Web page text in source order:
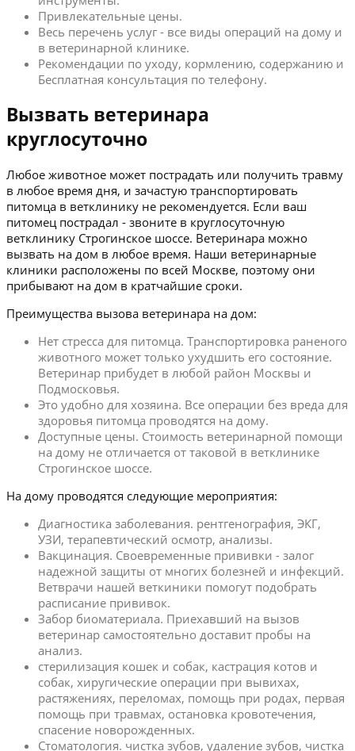
Привлекательные цены.
Весь перечень услуг - все виды операций на дому и
в ветеринарной клинике.
Рекомендации по уходу, кормлению, содержанию и
Бесплатная консультация по телефону.
Вызвать ветеринара
круглосуточно
Любое животное может пострадать или получить травму
в любое время дня, и зачастую транспортировать
питомца в ветклинику не рекомендуется. Если ваш
питомец пострадал - звоните в круглосуточную
ветклинику Строгинское шоссе. Ветеринара можно
вызвать на дом в любое время. Наши ветеринарные
клиники расположены по всей Москве, поэтому они
прибывают на дом в кратчайшие сроки.
Преимущества вызова ветеринара на дом:
Нет стресса для питомца. Транспортировка раненого
животного может только ухудшить его состояние.
Ветеринар прибудет в любой район Москвы и
Подмосковья.
Это удобно для хозяина. Все операции без вреда для
здоровья питомца проводятся на дому.
Доступные цены. Стоимость ветеринарной помощи
на дому не отличается от таковой в ветклинике
Строгинское шоссе.
На дому проводятся следующие мероприятия:
Диагностика заболевания. рентгенография, ЭКГ,
УЗИ, терапевтический осмотр, анализы.
Вакцинация. Своевременные прививки - залог
надежной защиты от многих болезней и инфекций.
Ветврачи нашей веткиники помогут подобрать
расписание прививок.
Забор биоматериала. Приехавший на вызов
ветеринар самостоятельно доставит пробы на
анализ.
стерилизация кошек и собак, кастрация котов и
собак, хиругические операции при вывихах,
растяжениях, переломах, помощь при родах, первая
помощь при травмах, остановка кровотечения,
спасение новорожденных.
Стоматология. чистка зубов, удаление зубов, чистка